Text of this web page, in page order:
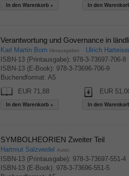
Verantwortung und Governance in
Karl Martin Born Herausgeber Ulrich
ISBN-13 (Printausgabe): 978-3-73697-706-8
ISBN-13 (E-Book): 978-3-73696-706-9
Buchendformat: A5
EUR 71,88
EUR
SYMBOLHEORIEN Zweiter Teil
Hartmut Salzwedel Autor
ISBN-13 (Printausgabe): 978-3-73697-551-4
ISBN-13 (E-Book): 978-3-73696-551-5